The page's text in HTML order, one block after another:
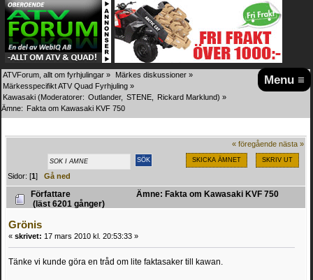
Menu ≡
ATVForum, allt om fyrhjulingar » Märkes diskussioner »
Märkesspecifikt ATV Quad Fyrhjuling »
Kawasaki (Moderatorer: Outlander, STENE Rickard Marklund) »
Ämne: Fakta om Kawasaki KVF 750
« föregående nästa »
SKICKA ÄMNET SKRIV UT
Sidor: [1]Gå ned
Författare
Ämne: Fakta om Kawasaki KVF 750
(läst 6201 gånger)
Grönis
« skrivet: 17 mars 2010 kl. 20:53:33 »
Tänke vi kunde göra en tråd om lite faktasaker till kawan.